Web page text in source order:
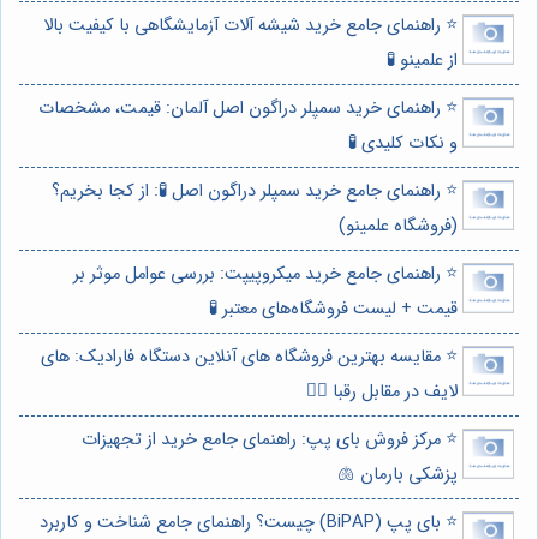
⭐️ راهنمای جامع خرید شیشه آلات آزمایشگاهی با کیفیت بالا
از علمینو 🧪
⭐️ راهنمای خرید سمپلر دراگون اصل آلمان: قیمت، مشخصات
و نکات کلیدی 🧪
⭐️ راهنمای جامع خرید سمپلر دراگون اصل 🧪: از کجا بخریم؟
(فروشگاه علمینو)
⭐️ راهنمای جامع خرید میکروپیپت: بررسی عوامل موثر بر
قیمت + لیست فروشگاه‌های معتبر 🧪
⭐️ مقایسه بهترین فروشگاه های آنلاین دستگاه فارادیک: های
لایف در مقابل رقبا 🏋️‍♀️
⭐️ مرکز فروش بای پپ: راهنمای جامع خرید از تجهیزات
پزشکی بارمان 🫁
⭐️ بای پپ (BiPAP) چیست؟ راهنمای جامع شناخت و کاربرد